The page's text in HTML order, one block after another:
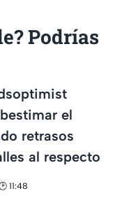
Podrías
el
retrasos
al respecto
11:48